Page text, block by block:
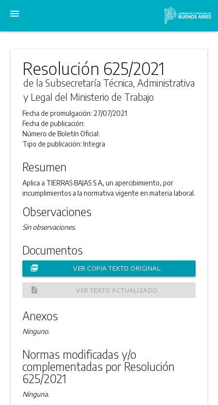
menu
Resolución 625/2021
de la Subsecretaría Técnica, Administrativa
y Legal del Ministerio de Trabajo
Fecha de promulgación: 27/07/2021
Fecha de publicación:
Número de Boletín Oficial:
Tipo de publicación:Integra
Resumen
Aplica a TIERRAS BAJAS S A, un apercibimiento, por
incumplimientos a la normativa vigente en materia laboral.
Observaciones
Sin observaciones.
Documentos
picture_as_pdf VER COPIA TEXTO ORIGINAL
description VER TEXTO ACTUALIZADO
Anexos
Ninguno.
Normas modificadas y/o
complementadas por Resolución
625/2021
Ninguna.